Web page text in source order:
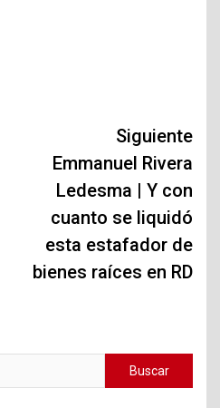
Siguiente
Emmanuel Rivera
Ledesma | Y con
cuanto se liquidó
esta estafador de
bienes raíces en RD